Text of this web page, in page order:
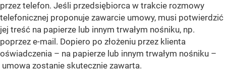
przez telefon. Jeśli przedsiębiorca w trakcie rozmowy
telefonicznej proponuje zawarcie umowy, musi potwierdzić
jej treść na papierze lub innym trwałym nośniku, np.
poprzez e-mail. Dopiero po złożeniu przez klienta
oświadczenia – na papierze lub innym trwałym nośniku –
umowa zostanie skutecznie zawarta.